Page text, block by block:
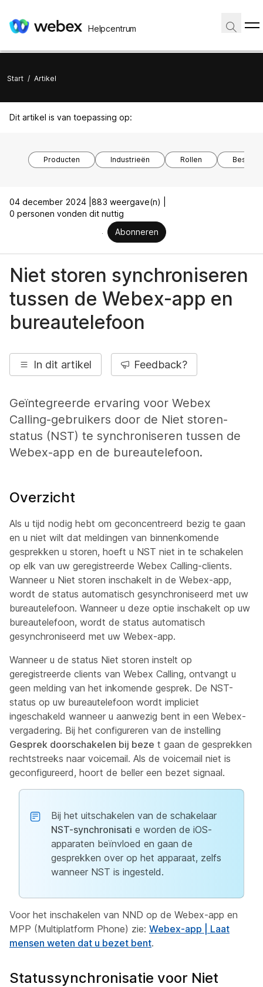
Helpcentrum
Start / Artikel
Dit artikel is van toepassing op:
Producten Industrieën Rollen
04 december 2024 | 883 weergave(n) |
0 personen vonden dit nuttig
Abonneren
Niet storen synchroniseren
tussen de Webex-app en
bureautelefoon
In dit artikel Feedback?
Geïntegreerde ervaring voor Webex
Calling-gebruikers door de Niet storen-
status (NST) te synchroniseren tussen de
Webex-app en de bureautelefoon.
Overzicht
Als u tijd nodig hebt om geconcentreerd bezig te gaan
en u niet wilt dat meldingen van binnenkomende
gesprekken u storen, hoeft u NST niet in te schakelen
op elk van uw geregistreerde Webex Calling-clients.
Wanneer u Niet storen inschakelt in de Webex-app,
wordt de status automatisch gesynchroniseerd met uw
bureautelefoon. Wanneer u deze optie inschakelt op uw
bureautelefoon, wordt de status automatisch
gesynchroniseerd met uw Webex-app.
Wanneer u de status Niet storen instelt op
geregistreerde clients van Webex Calling, ontvangt u
geen melding van het inkomende gesprek. De NST-
status op uw bureautelefoon wordt impliciet
ingeschakeld wanneer u aanwezig bent in een Webex-
vergadering. Bij het configureren van de instelling
Gesprek doorschakelen bij beze t gaan de gesprekken
rechtstreeks naar voicemail. Als de voicemail niet is
geconfigureerd, hoort de beller een bezet signaal.
Bij het uitschakelen van de schakelaar
NST-synchronisati e worden de iOS-
apparaten beïnvloed en gaan de
gesprekken over op het apparaat, zelfs
wanneer NST is ingesteld.
Voor het inschakelen van NND op de Webex-app en
MPP (Multiplatform Phone) zie: Webex-app | Laat
mensen weten dat u bezet bent.
Statussynchronisatie voor Niet